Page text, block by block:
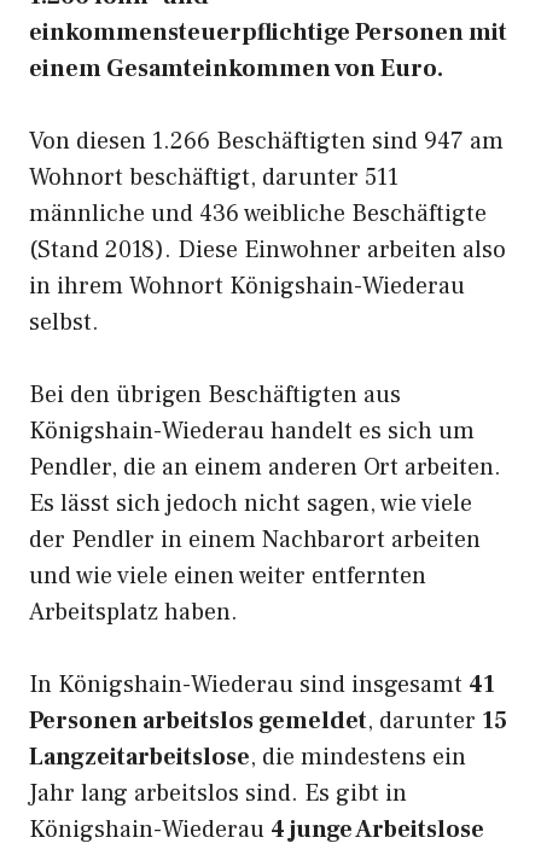
einkommensteuerpflichtige Personen mit
einem Gesamteinkommen von Euro.
Von diesen 1.266 Beschäftigten sind 947 am
Wohnort beschäftigt, darunter 511
männliche und 436 weibliche Beschäftigte
(Stand 2018). Diese Einwohner arbeiten also
in ihrem Wohnort Königshain-Wiederau
selbst.
Bei den übrigen Beschäftigten aus
Königshain-Wiederau handelt es sich um
Pendler, die an einem anderen Ort arbeiten.
Es lässt sich jedoch nicht sagen, wie viele
der Pendler in einem Nachbarort arbeiten
und wie viele einen weiter entfernten
Arbeitsplatz haben.
In Königshain-Wiederau sind insgesamt 41
Personen arbeitslos gemeldet, darunter 15
Langzeitarbeitslose, die mindestens ein
Jahr lang arbeitslos sind. Es gibt in
Königshain-Wiederau 4 junge Arbeitslose